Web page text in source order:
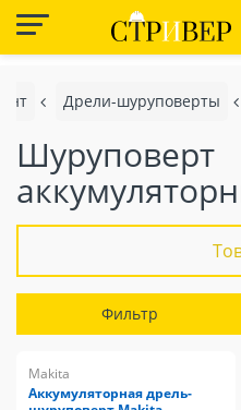
Дрели-шуруповерты
Шуруповерт
Фильтр
Makita
Аккумуляторная дрель-